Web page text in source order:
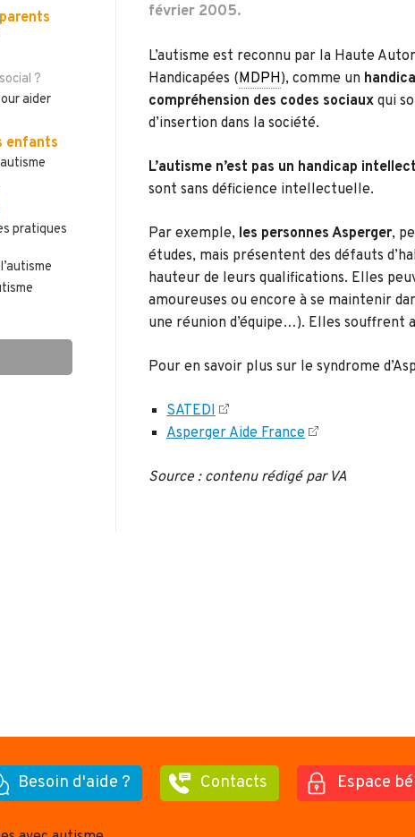
février 2005.
L’autisme est reconnu par la Haute
Handicapées (MDPH), comme un
compréhension des codes sociaux qui
d’insertion dans la société.
L’autisme n’est pas un handicap
sont sans déficience intellectuelle.
Par exemple, les personnes Asperger,
études, mais présentent des défauts
hauteur de leurs qualifications. Elles
amoureuses ou encore à se maintenir
une réunion d’équipe…). Elles souffrent
Pour en savoir plus sur le syndrome
SATEDI
Asperger Aide France
Source : contenu rédigé par VA
?
aider
enfants
pratiques
Besoin d'aide ? Contacts Espace